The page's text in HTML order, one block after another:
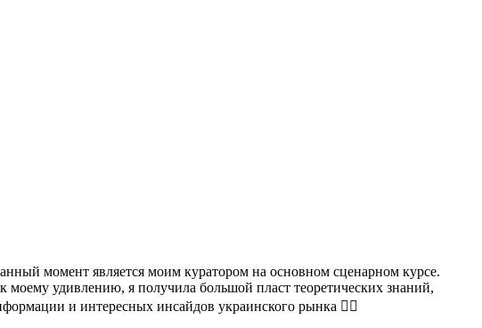
момент является моим куратором на основном сценарном курсе.
моему удивлению, я получила большой пласт теоретических знаний,
и интересных инсайдов украинского рынка ✊🏻